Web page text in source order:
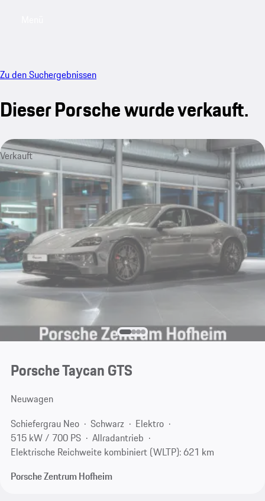
Zu den Suchergebnissen
Dieser Porsche wurde verkauft.
Verkauft
Porsche Taycan GTS
Neuwagen
Schiefergrau Neo
Schwarz
Elektro
515 kW / 700 PS
Allradantrieb
Elektrische Reichweite kombiniert (WLTP): 621 km
Porsche Zentrum Hofheim